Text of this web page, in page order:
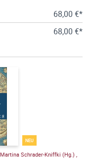
68,00 €*
68,00 €*
NEU
Martina Schrader-Kniffki (Hg.) ,